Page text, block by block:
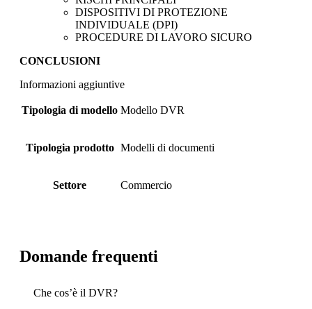
DISPOSITIVI DI PROTEZIONE
INDIVIDUALE (DPI)
PROCEDURE DI LAVORO SICURO
CONCLUSIONI
Informazioni aggiuntive
Tipologia di modello Modello DVR
Tipologia prodotto Modelli di documenti
Settore Commercio
Domande frequenti
Che cos’è il DVR?